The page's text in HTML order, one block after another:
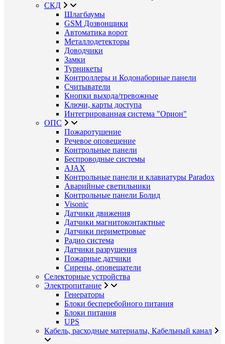
СКД
Шлагбаумы
GSM Дозвонщики
Автоматика ворот
Металлодетекторы
Доводчики
Замки
Турникеты
Контроллеры и Кодонаборные панели
Считыватели
Кнопки выхода/тревожные
Ключи, карты доступа
Интегрированная система "Орион"
ОПС
Пожаротушение
Речевое оповещение
Контрольные панели
Беспроводные системы
AJAX
Контрольные панели и клавиатуры Paradox
Аварийные светильники
Контрольные панели Болид
Visonic
Датчики движения
Датчики магнитоконтактные
Датчики периметровые
Радио система
Датчики разрушения
Пожарные датчики
Сирены, оповещатели
Селекторные устройства
Электропитание
Генераторы
Блоки бесперебойного питания
Блоки питания
UPS
Кабель, расходные материалы, Кабельный канал